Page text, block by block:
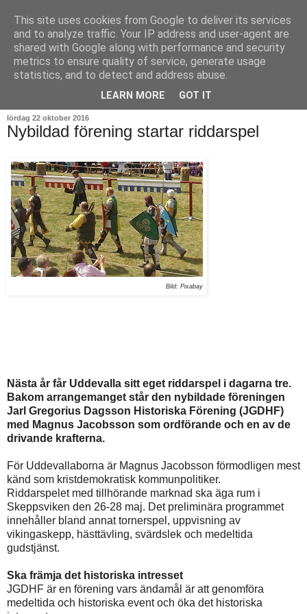
lördag 22 oktober 2016
Nybildad förening startar riddarspel
Bild: Pixabay
Nästa år får Uddevalla sitt eget riddarspel i dagarna tre.
Bakom arrangemanget står den nybildade föreningen
Jarl Gregorius Dagsson Historiska Förening (JGDHF)
med Magnus Jacobsson som ordförande och en av de
drivande krafterna.
För Uddevallaborna är Magnus Jacobsson förmodligen mest
känd som kristdemokratisk kommunpolitiker.
Riddarspelet med tillhörande marknad ska äga rum i
Skeppsviken den 26-28 maj. Det preliminära programmet
innehåller bland annat tornerspel, uppvisning av
vikingaskepp, hästtävling, svärdslek och medeltida
gudstjänst.
Ska främja det historiska intresset
JGDHF är en förening vars ändamål är att genomföra
medeltida och historiska event och öka det historiska
This site uses cookies from Google to deliver its services
and to analyze traffic. Your IP address and user-agent are
shared with Google along with performance and security
metrics to ensure quality of service, generate usage
statistics, and to detect and address abuse.
LEARN MORE GOT IT